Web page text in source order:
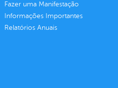
Fazer uma Manifestação
Informações Importantes
Relatórios Anuais